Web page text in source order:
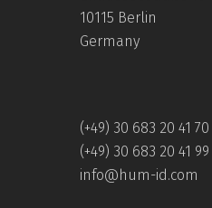
10115 Berlin
Germany
(+49) 30 683 20 41 70
(+49) 30 683 20 41 99
info@hum-id.com